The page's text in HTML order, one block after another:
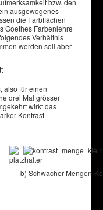
ausgewogenes
die Farbflächen
Goethes Farbenlehre
Verhältnis
werden soll aber
also für einen
drei Mal grösser
wirkt das
Kontrast
b) Schwacher Mengen-